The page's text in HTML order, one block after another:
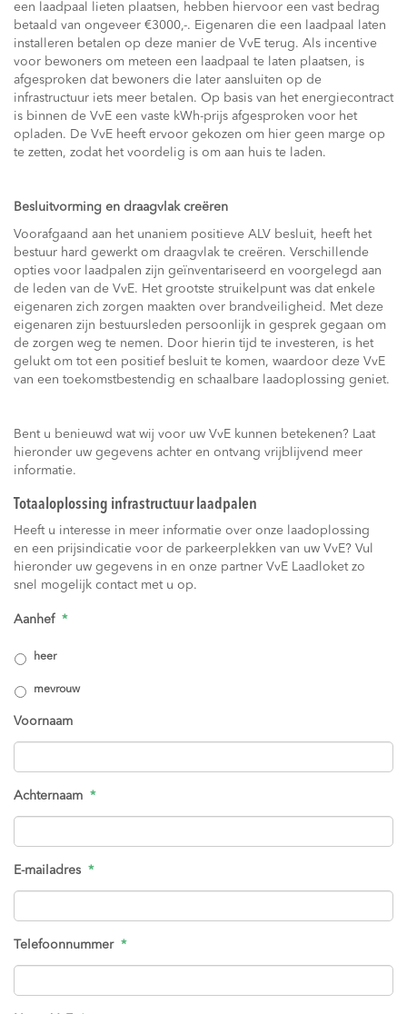
een laadpaal lieten plaatsen, hebben hiervoor een vast bedrag
betaald van ongeveer €3000,-. Eigenaren die een laadpaal laten
installeren betalen op deze manier de VvE terug. Als incentive
voor bewoners om meteen een laadpaal te laten plaatsen, is
afgesproken dat bewoners die later aansluiten op de
infrastructuur iets meer betalen. Op basis van het energiecontract
is binnen de VvE een vaste kWh-prijs afgesproken voor het
opladen. De VvE heeft ervoor gekozen om hier geen marge op
te zetten, zodat het voordelig is om aan huis te laden.
Besluitvorming en draagvlak creëren
Voorafgaand aan het unaniem positieve ALV besluit, heeft het
bestuur hard gewerkt om draagvlak te creëren. Verschillende
opties voor laadpalen zijn geïnventariseerd en voorgelegd aan
de leden van de VvE. Het grootste struikelpunt was dat enkele
eigenaren zich zorgen maakten over brandveiligheid. Met deze
eigenaren zijn bestuursleden persoonlijk in gesprek gegaan om
de zorgen weg te nemen. Door hierin tijd te investeren, is het
gelukt om tot een positief besluit te komen, waardoor deze VvE
van een toekomstbestendig en schaalbare laadoplossing geniet.
Bent u benieuwd wat wij voor uw VvE kunnen betekenen? Laat
hieronder uw gegevens achter en ontvang vrijblijvend meer
informatie.
Totaaloplossing infrastructuur laadpalen
Heeft u interesse in meer informatie over onze laadoplossing
en een prijsindicatie voor de parkeerplekken van uw VvE? Vul
hieronder uw gegevens in en onze partner VvE Laadloket zo
snel mogelijk contact met u op.
Aanhef *
heer
mevrouw
Voornaam
Achternaam *
E-mailadres *
Telefoonnummer *